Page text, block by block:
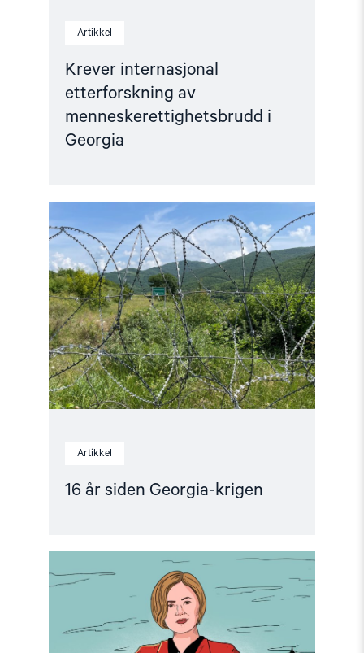
Artikkel
Krever internasjonal
etterforskning av
menneskerettighetsbrudd i
Georgia
Artikkel
16 år siden Georgia-krigen
article
"16
år
siden
Georgia-
krigen"
article
"Utfordrer
Georgias
sterke
mann"